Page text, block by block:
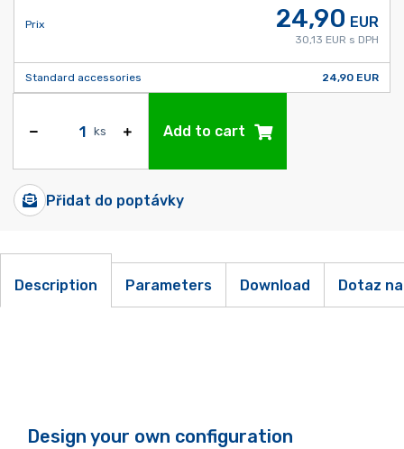
Prix 24,90 EUR
30,13 EUR s DPH
Standard accessories 24,90 EUR
ks Add to cart
Přidat do poptávky
Description Parameters Download Dotaz
Design your own configuration